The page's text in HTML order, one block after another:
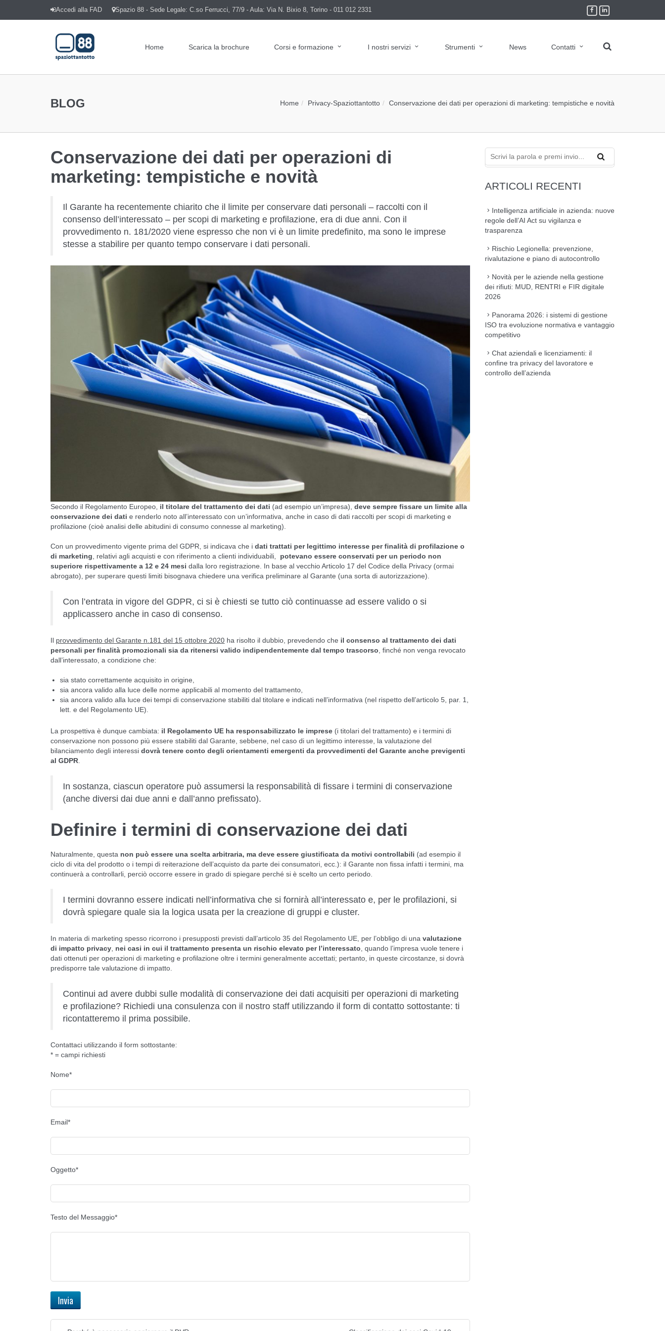
Accedi alla FAD Spazio 88 - Sede Legale: C.so Ferrucci, 77/9 - Aula: Via N. Bixio 8, Torino - 011 012 2331
Home Scarica la brochure Corsi e formazione I nostri servizi Strumenti News Contatti
BLOG Home Privacy-Spaziottantotto Conservazione dei dati per operazioni di marketing: tempistiche e novità
Conservazione dei dati per operazioni di
marketing: tempistiche e novità
Il Garante ha recentemente chiarito che il limite per conservare dati personali – raccolti con il
consenso dell’interessato – per scopi di marketing e profilazione, era di due anni. Con il
provvedimento n. 181/2020 viene espresso che non vi è un limite predefinito, ma sono le imprese
stesse a stabilire per quanto tempo conservare i dati personali.
Secondo il Regolamento Europeo, il titolare del trattamento dei dati (ad esempio un’impresa), deve sempre fissare un limite alla
conservazione dei dati e renderlo noto all’interessato con un’informativa, anche in caso di dati raccolti per scopi di marketing e
profilazione (cioè analisi delle abitudini di consumo connesse al marketing).
Con un provvedimento vigente prima del GDPR, si indicava che i dati trattati per legittimo interesse per finalità di profilazione o
di marketing , relativi agli acquisti e con riferimento a clienti individuabili,
potevano essere conservati per un periodo non
superiore rispettivamente a 12 e 24 mesi dalla loro registrazione. In base al vecchio Articolo 17 del Codice della Privacy (ormai
abrogato), per superare questi limiti bisognava chiedere una verifica preliminare al Garante (una sorta di autorizzazione).
Con l’entrata in vigore del GDPR, ci si è chiesti se tutto ciò continuasse ad essere valido o si
applicassero anche in caso di consenso.
Il provvedimento del Garante n.181 del 15 ottobre 2020 ha risolto il dubbio, prevedendo che il consenso al trattamento dei dati
personali per finalità promozionali sia da ritenersi valido indipendentemente dal tempo trascorso , finché non venga revocato
dall’interessato, a condizione che:
sia stato correttamente acquisito in origine,
sia ancora valido alla luce delle norme applicabili al momento del trattamento,
sia ancora valido alla luce dei tempi di conservazione stabiliti dal titolare e indicati nell’informativa (nel rispetto dell’articolo 5, par. 1,
lett. e del Regolamento UE).
La prospettiva è dunque cambiata: il Regolamento UE ha responsabilizzato le imprese (i titolari del trattamento) e i termini di
conservazione non possono più essere stabiliti dal Garante, sebbene, nel caso di un legittimo interesse, la valutazione del
bilanciamento degli interessi dovrà tenere conto degli orientamenti emergenti da provvedimenti del Garante anche previgenti
al GDPR
In sostanza, ciascun operatore può assumersi la responsabilità di fissare i termini di conservazione
(anche diversi dai due anni e dall’anno prefissato).
Definire i termini di conservazione dei dati
Naturalmente, questa non può essere una scelta arbitraria, ma deve essere giustificata da motivi controllabili (ad esempio il
ciclo di vita del prodotto o i tempi di reiterazione dell’acquisto da parte dei consumatori, ecc.): il Garante non fissa infatti i termini, ma
continuerà a controllarli, perciò occorre essere in grado di spiegare perché si è scelto un certo periodo.
I termini dovranno essere indicati nell’informativa che si fornirà all’interessato e, per le profilazioni, si
dovrà spiegare quale sia la logica usata per la creazione di gruppi e cluster.
In materia di marketing spesso ricorrono i presupposti previsti dall’articolo 35 del Regolamento UE, per l’obbligo di una valutazione
di impatto privacy nei casi in cui il trattamento presenta un rischio elevato per l’interessato , quando l’impresa vuole tenere i
dati ottenuti per operazioni di marketing e profilazione oltre i termini generalmente accettati; pertanto, in queste circostanze, si dovrà
predisporre tale valutazione di impatto.
Continui ad avere dubbi sulle modalità di conservazione dei dati acquisiti per operazioni di marketing
e profilazione? Richiedi una consulenza con il nostro staff utilizzando il form di contatto sottostante: ti
ricontatteremo il prima possibile.
Contattaci utilizzando il form sottostante:
* = campi richiesti
Nome*
Email*
Oggetto*
Testo del Messaggio*
ARTICOLI RECENTI
Intelligenza artificiale in azienda: nuove
regole dell’AI Act su vigilanza e
trasparenza
Rischio Legionella: prevenzione,
rivalutazione e piano di autocontrollo
Novità per le aziende nella gestione
dei rifiuti: MUD, RENTRI e FIR digitale
2026
Panorama 2026: i sistemi di gestione
ISO tra evoluzione normativa e vantaggio
competitivo
Chat aziendali e licenziamenti: il
confine tra privacy del lavoratore e
controllo dell’azienda